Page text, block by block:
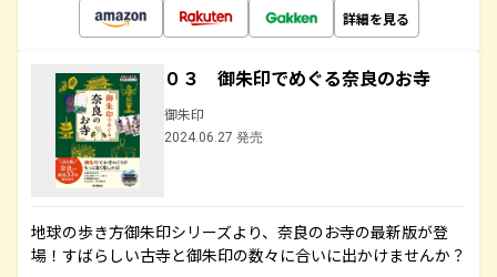
詳細を見る
０３ 御朱印でめぐる奈良のお寺
御朱印
2024.06.27 発売
地球の歩き方御朱印シリーズより、奈良のお寺の最新版が登
場！すばらしい古寺と御朱印の数々に合いに出かけませんか？